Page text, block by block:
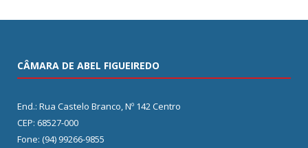
CÂMARA DE ABEL FIGUEIREDO
End.: Rua Castelo Branco, Nº 142 Centro
CEP: 68527-000
Fone: (94) 99266-9855